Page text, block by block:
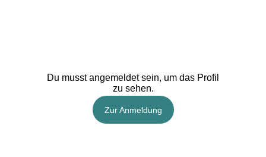
Du musst angemeldet sein, um das Profil
zu sehen.
Zur Anmeldung